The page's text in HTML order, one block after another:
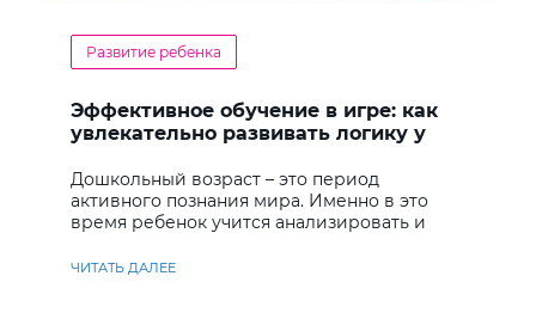
Развитие ребенка
Эффективное обучение в игре: как
увлекательно развивать логику у
Дошкольный возраст – это период
активного познания мира. Именно в это
время ребенок учится анализировать и
ЧИТАТЬ ДАЛЕЕ